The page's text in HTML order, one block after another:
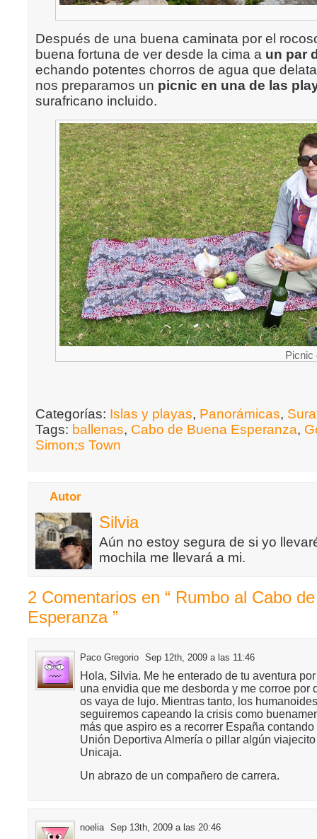
Después de una buena caminata por el
buena fortuna de ver desde la cima a un par
echando potentes chorros de agua que
nos preparamos un picnic en una de las
surafricano incluido.
Picnic
Categorías: Islas y playas, Panorámicas,
Tags: ballenas, Cabo de Buena Esperanza,
Simon;s Town
Autor
Silvia
Aún no estoy segura de si yo
mochila me llevará a mi.
2 Comentarios en “ Rumbo al Cabo
Esperanza ”
Paco Gregorio Sep 12th, 2009 a las 11:46
Hola, Silvia. Me he enterado de tu aventura
una envidia que me desborda y me corroe por
os vaya de lujo. Mientras tanto, los
seguiremos capeando la crisis como
más que aspiro es a recorrer España
Unión Deportiva Almería o pillar algún
Unicaja.
Un abrazo de un compañero de carrera.
noelia Sep 13th, 2009 a las 20:46